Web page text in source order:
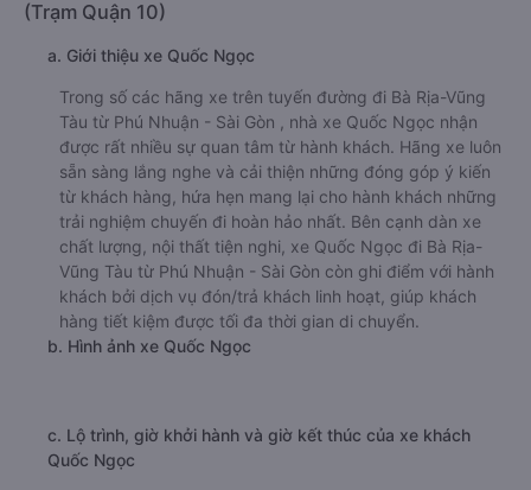
(Trạm Quận 10)
a. Giới thiệu xe Quốc Ngọc
Trong số các hãng xe trên tuyến đường đi Bà Rịa-Vũng
Tàu từ Phú Nhuận - Sài Gòn , nhà xe Quốc Ngọc nhận
được rất nhiều sự quan tâm từ hành khách. Hãng xe luôn
sẵn sàng lắng nghe và cải thiện những đóng góp ý kiến
từ khách hàng, hứa hẹn mang lại cho hành khách những
trải nghiệm chuyến đi hoàn hảo nhất. Bên cạnh dàn xe
chất lượng, nội thất tiện nghi, xe Quốc Ngọc đi Bà Rịa-
Vũng Tàu từ Phú Nhuận - Sài Gòn còn ghi điểm với hành
khách bởi dịch vụ đón/trả khách linh hoạt, giúp khách
hàng tiết kiệm được tối đa thời gian di chuyển.
b. Hình ảnh xe Quốc Ngọc
c. Lộ trình, giờ khởi hành và giờ kết thúc của xe khách
Quốc Ngọc